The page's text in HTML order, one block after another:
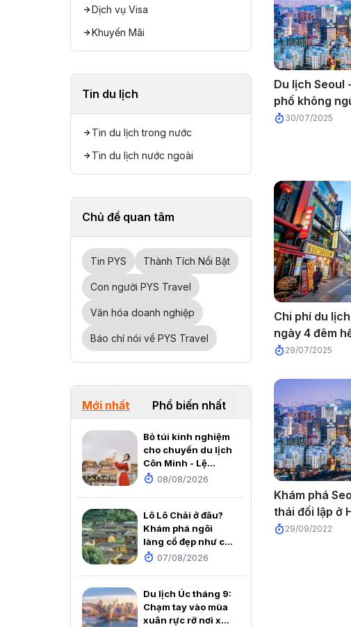
Dịch vụ Visa
Khuyến Mãi
Tin du lịch
Tin du lịch trong nước
Tin du lịch nước ngoài
Chủ đề quan tâm
Tin PYS Thành Tích Nổi Bật
Con người PYS Travel
Văn hóa doanh nghiệp
Báo chí nói về PYS Travel
Mới nhất Phổ biến nhất
Bỏ túi kinh nghiệm
cho chuyến du lịch
Côn Minh - Lệ
Giang - Shangrila
08/08/2026
Lô Lô Chải ở đâu?
Khám phá ngôi
làng cổ đẹp như cổ
tích dưới chân Cột
07/08/2026
Du lịch Úc tháng 9:
Chạm tay vào mùa
xuân rực rỡ nơi xứ
Du lịch Seoul
phố không
30/07/2025
Chi phí du
ngày 4 đêm
29/07/2025
Khám phá
thái đối lập ở
29/09/2022